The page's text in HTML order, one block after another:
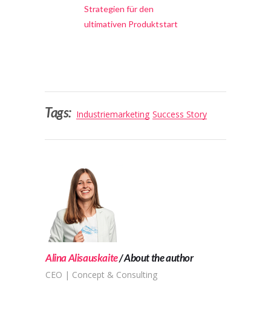
Strategien für den
ultimativen Produktstart
Tags: Industriemarketing Success Story
Alina Alisauskaite About the author
CEO | Concept & Consulting